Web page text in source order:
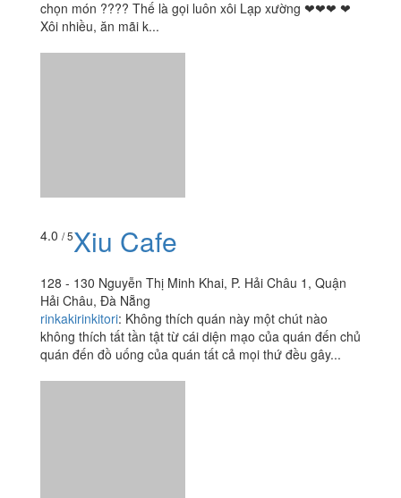
Xiu Cafe
128 - 130 Nguyễn Thị Minh Khai, P. Hải Châu 1, Quận
Hải Châu, Đà Nẵng
rinkakirinkitori: Không thích quán này một chút nào
không thích tất tần tật từ cái diện mạo của quán đến chủ